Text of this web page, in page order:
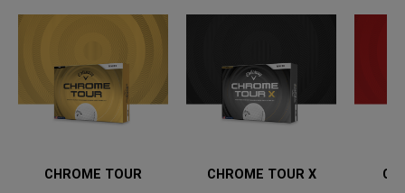
CHROME TOUR CHROME TOUR X